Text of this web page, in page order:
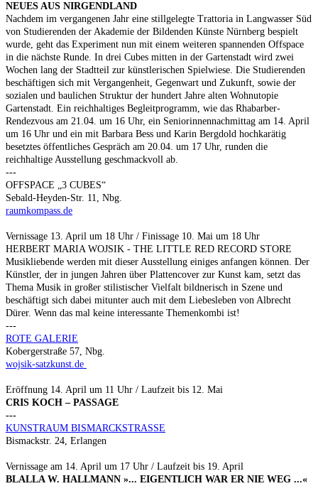
NEUES AUS NIRGENDLAND
Nachdem im vergangenen Jahr eine stillgelegte Trattoria in Langwasser Süd
von Studierenden der Akademie der Bildenden Künste Nürnberg bespielt
wurde, geht das Experiment nun mit einem weiteren spannenden Offspace
in die nächste Runde. In drei Cubes mitten in der Gartenstadt wird zwei
Wochen lang der Stadtteil zur künstlerischen Spielwiese. Die Studierenden
beschäftigen sich mit Vergangenheit, Gegenwart und Zukunft, sowie der
sozialen und baulichen Struktur der hundert Jahre alten Wohnutopie
Gartenstadt. Ein reichhaltiges Begleitprogramm, wie das Rhabarber-
Rendezvous am 21.04. um 16 Uhr, ein Seniorinnennachmittag am 14. April
um 16 Uhr und ein mit Barbara Bess und Karin Bergdold hochkarätig
besetztes öffentliches Gespräch am 20.04. um 17 Uhr, runden die
reichhaltige Ausstellung geschmackvoll ab.
---
OFFSPACE „3 CUBES“
Sebald-Heyden-Str. 11, Nbg.
raumkompass.de
Vernissage 13. April um 18 Uhr / Finissage 10. Mai um 18 Uhr
HERBERT MARIA WOJSIK - THE LITTLE RED RECORD STORE
Musikliebende werden mit dieser Ausstellung einiges anfangen können. Der
Künstler, der in jungen Jahren über Plattencover zur Kunst kam, setzt das
Thema Musik in großer stilistischer Vielfalt bildnerisch in Szene und
beschäftigt sich dabei mitunter auch mit dem Liebesleben von Albrecht
Dürer. Wenn das mal keine interessante Themenkombi ist!
---
ROTE GALERIE
Kobergerstraße 57, Nbg.
wojsik-satzkunst.de
Eröffnung 14. April um 11 Uhr / Laufzeit bis 12. Mai
CRIS KOCH – PASSAGE
---
KUNSTRAUM BISMARCKSTRASSE
Bismackstr. 24, Erlangen
Vernissage am 14. April um 17 Uhr / Laufzeit bis 19. April
BLALLA W. HALLMANN »... EIGENTLICH WAR ER NIE WEG ...«